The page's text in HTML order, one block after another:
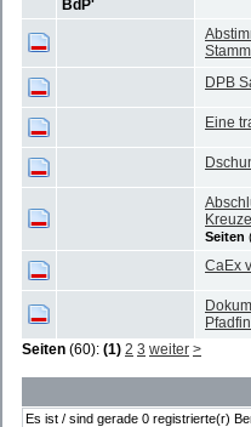
DPB
Eine
Seiten
CaEx
Seiten (60): (1) 2 3 weiter >
Es ist / sind gerade 0 registrierte(r)